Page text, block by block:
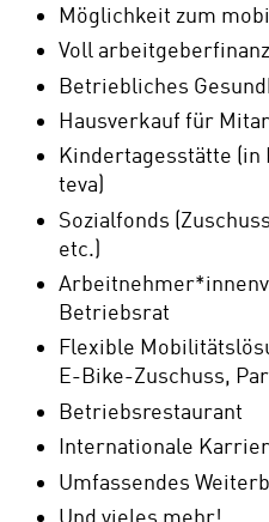
Möglichkeit zum
Voll
Betriebliches
Hausverkauf für
Kindertagesstätte (in
teva)
Sozialfonds
etc.)
Betriebsrat
Flexible
E-Bike-Zuschuss,
Betriebsrestaurant
Internationale
Umfassendes